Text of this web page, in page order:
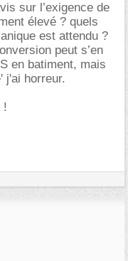
sur l’exigence de
élevé ? quels
est attendu ?
peut s’en
en batiment, mais
j'ai horreur.
!